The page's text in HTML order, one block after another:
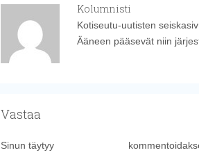
Kolumnisti
Kotiseutu-uutisten
Ääneen pääsevät niin
Vastaa
Sinun täytyy